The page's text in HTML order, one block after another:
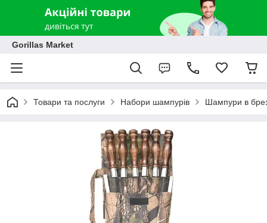
Gorillas Market
Товари та послуги Набори шампурів Шампури в